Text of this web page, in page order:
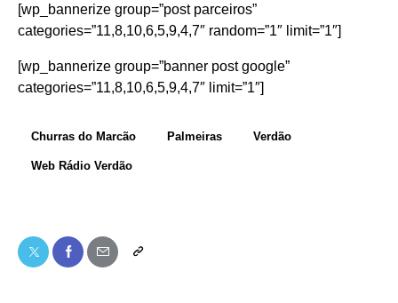
[wp_bannerize group=”post parceiros”
categories=”11,8,10,6,5,9,4,7″ random=”1″ limit=”1″]
[wp_bannerize group=”banner post google”
categories=”11,8,10,6,5,9,4,7″ limit=”1″]
Churras do Marcão Palmeiras Verdão
Web Rádio Verdão